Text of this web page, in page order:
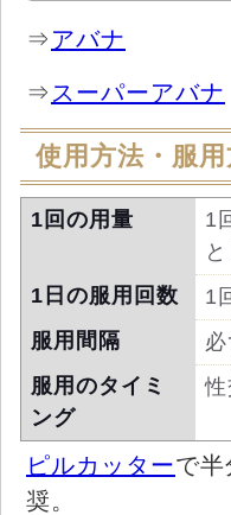
⇒ アバナ
⇒ スーパーアバナ
使用方法・服
1回の用量
1
1日の服用回数
1
服用間隔
服用のタイミ
ング
ピルカッターで半
奨。